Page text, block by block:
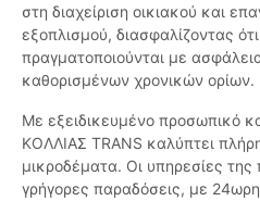
στη διαχείριση οικιακού και
εξοπλισμού, διασφαλίζοντας
πραγματοποιούνται με
καθορισμένων χρονικών ορίων.
Με εξειδικευμένο προσωπικό
ΚΟΛΛΙΑΣ TRANS καλύπτει
μικροδέματα. Οι υπηρεσίες της
γρήγορες παραδόσεις, με